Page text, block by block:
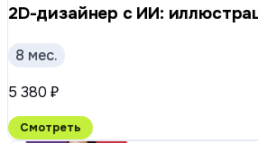
2D-дизайнер с ИИ:
8 мес.
5 380 ₽
Смотреть